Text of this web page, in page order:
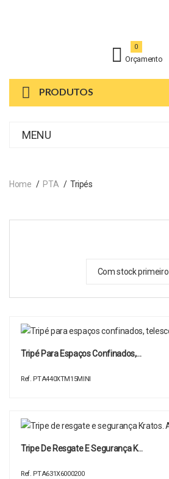
Orçamento
0
PRODUTOS
MENU
Home PTA Tripés
Com stock primeiro
Tripé Para Espaços Confinados,…
Ref. PTA440XTM15MINI
Tripe De Resgate E Segurança K…
Ref. PTA631X6000200